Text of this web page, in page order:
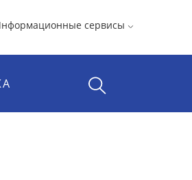
сервисы